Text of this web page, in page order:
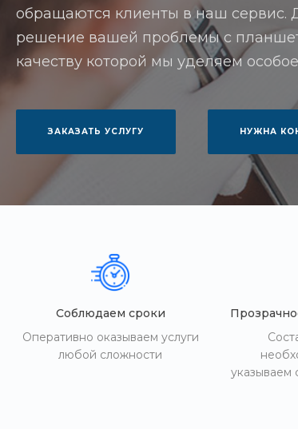
обращаются клиенты в наш сервис.
решение вашей проблемы с
качеству которой мы уделяем
ЗАКАЗАТЬ УСЛУГУ НУЖНА
Соблюдаем сроки
Оперативно оказываем услуги
любой сложности
указываем